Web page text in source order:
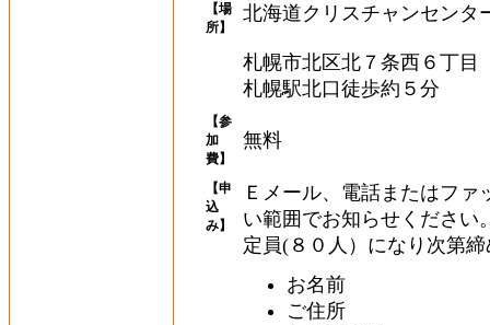
【場
所】
北海道クリスチャンセン
札幌市北区北７条西６丁目
札幌駅北口徒歩約５分
【参
加
費】
無料
【申
込
み】
Ｅメール、電話またはフ
い範囲でお知らせください
定員(８０人）になり次第
お名前
ご住所